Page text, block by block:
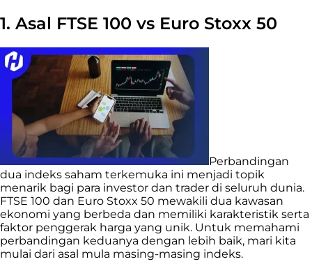
1. Asal FTSE 100 vs Euro Stoxx 50
Perbandingan
dua indeks saham terkemuka ini menjadi topik
menarik bagi para investor dan trader di seluruh dunia.
FTSE 100 dan Euro Stoxx 50 mewakili dua kawasan
ekonomi yang berbeda dan memiliki karakteristik serta
faktor penggerak harga yang unik. Untuk memahami
perbandingan keduanya dengan lebih baik, mari kita
mulai dari asal mula masing-masing indeks.